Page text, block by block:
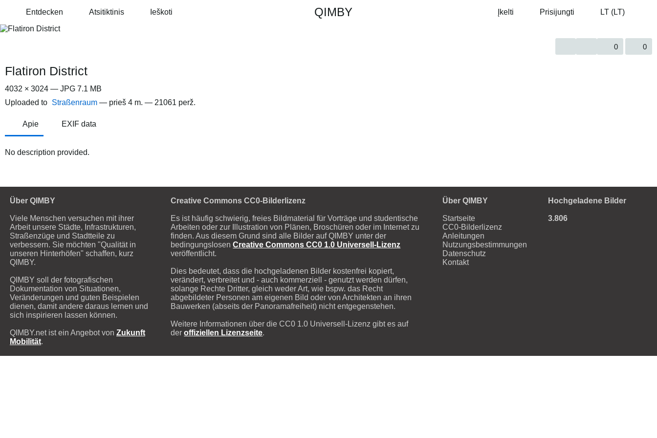
QIMBY
Entdecken Atsitiktinis Ieškoti Įkelti Prisijungti LT (LT)
0 0
Flatiron District
4032 × 3024 — JPG 7.1 MB
Uploaded to Straßenraum — prieš 4 m. — 21061 perž.
Apie EXIF data
No description provided.
Über QIMBY
Viele Menschen versuchen mit ihrer
Arbeit unsere Städte, Infrastrukturen,
Straßenzüge und Stadtteile zu
verbessern. Sie möchten "Qualität in
unseren Hinterhöfen" schaffen, kurz
QIMBY.
QIMBY soll der fotografischen
Dokumentation von Situationen,
Veränderungen und guten Beispielen
dienen, damit andere daraus lernen und
sich inspirieren lassen können.
QIMBY.net ist ein Angebot von Zukunft
Mobilität.
Creative Commons CC0-Bilderlizenz
Es ist häufig schwierig, freies Bildmaterial für Vorträge und studentische
Arbeiten oder zur Illustration von Plänen, Broschüren oder im Internet zu
finden. Aus diesem Grund sind alle Bilder auf QIMBY unter der
bedingungslosenCreative Commons CC0 1.0 Universell-Lizenz
veröffentlicht.
Dies bedeutet, dass die hochgeladenen Bilder kostenfrei kopiert,
verändert, verbreitet und - auch kommerziell - genutzt werden dürfen,
solange Rechte Dritter, gleich weder Art, wie bspw. das Recht
abgebildeter Personen am eigenen Bild oder von Architekten an ihren
Bauwerken (abseits der Panoramafreiheit) nicht entgegenstehen.
Weitere Informationen über die CC0 1.0 Universell-Lizenz gibt es auf
deroffiziellen Lizenzseite.
Über QIMBY
Startseite
CC0-Bilderlizenz
Anleitungen
Nutzungsbestimmungen
Datenschutz
Kontakt
Hochgeladene Bilder
3.806